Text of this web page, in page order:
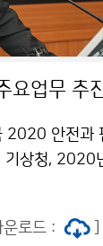
요업무 추
2020 안전과
상청, 2020
하고 주요업
운로드 :